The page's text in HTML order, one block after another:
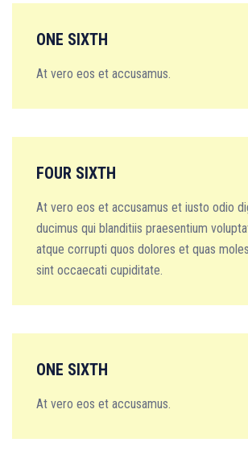
ONE SIXTH
At vero eos et accusamus.
FOUR SIXTH
At vero eos et accusamus et iusto odio
ducimus qui blanditiis praesentium
atque corrupti quos dolores et quas
sint occaecati cupiditate.
ONE SIXTH
At vero eos et accusamus.